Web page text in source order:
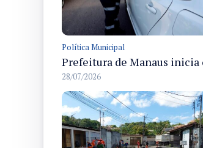
Política Municipal
28/07/2026